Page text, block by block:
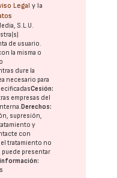
Legal y la
S.L.U.
de usuario.
la misma o
dure la
necesario para
Cesión:
empresas del
Derechos:
supresión,
y
con
tratamiento no
puede presentar